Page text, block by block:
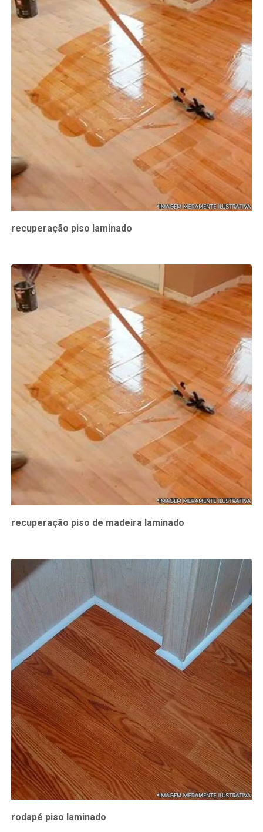
recuperação piso laminado
recuperação piso de madeira laminado
rodapé piso laminado